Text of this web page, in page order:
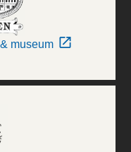
museum